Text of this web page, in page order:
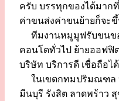
ครับ บรรทุกของได้มาก
ค่าขนส่งค่าขนย้ายก็จะ
ทีมงานหมูมูฟรับขนขอ
คอนโดทั่วไป ย้ายออฟฟิ
บริษัท บริการดี เชื่อถือไ
ในเขตกทมปริมณฑล
มีนบุรี รังสิต ลาดพร้าว